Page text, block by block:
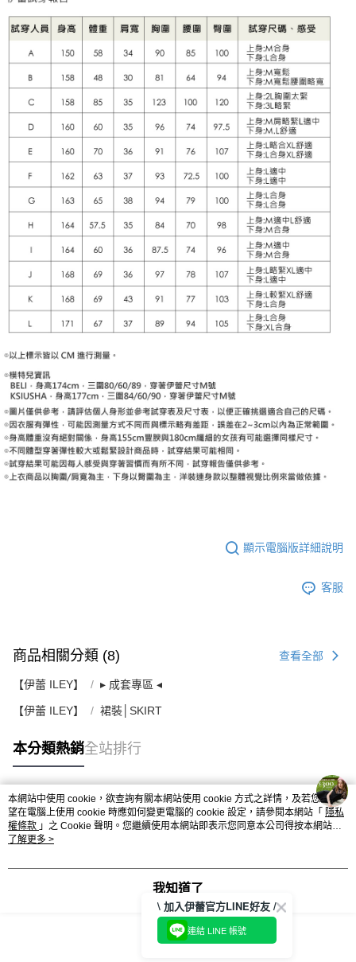
顯示電腦版詳細說明
客服
商品相關分類 (8) 查看全部
【伊蕾 ILEY】 ▸ 成套專區 ◂
【伊蕾 ILEY】 裙裝│SKIRT
本分類熱銷全站排行
熱門標籤
本網站中使用 cookie，欲查詢有關本網站使用 cookie 方式之詳情，及若您不希
望在電腦上使用 cookie 時應如何變更電腦的 cookie 設定，請參閱本網站「 隱私
權條款 」之 Cookie 聲明。您繼續使用本網站即表示您同意本公司得按本網站使
用條款之 Cookie 聲明使用 cookie。
了解更多 >
我知道了
\ 加入伊蕾官方LINE好友 /
連結 LINE 帳號